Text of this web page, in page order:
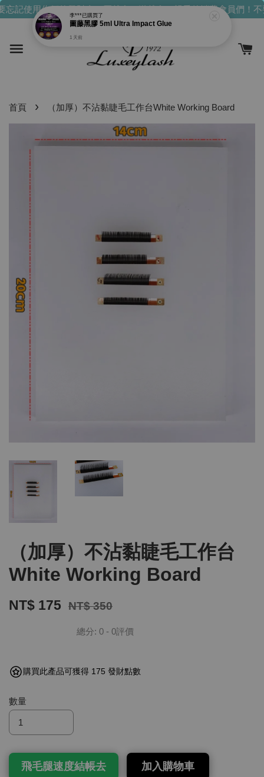
記使用你們的發財金！買越多，送越多！親愛的消費會員們！不
首頁 › （加厚）不沾黏睫毛工作台White Working Board
（加厚）不沾黏睫毛工作台
White Working Board
NT$ 175 NT$ 350
總分: 0 - 0評價
購買此產品可獲得 175 發財點數
數量
飛毛腿速度結帳去 加入購物車
李***已購買了
圖藤黑膠 5ml Ultra Impact Glue
1 天前